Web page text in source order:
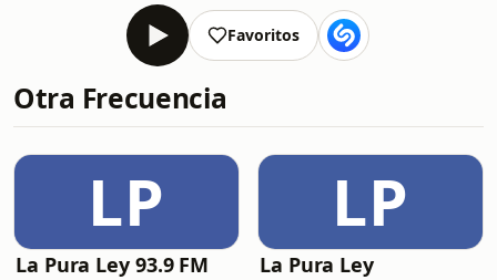
Favoritos
Otra Frecuencia
LP
La Pura Ley 93.9 FM
LP
La Pura Ley